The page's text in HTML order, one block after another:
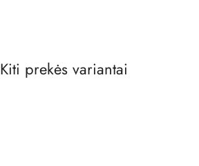
Kiti prekės variantai